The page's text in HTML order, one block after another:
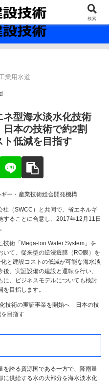
情報インフラ。
業用水道
型海水淡水化技術
本の技術で約2割
ト低減を目指す
ー・産業技術総合開発機構
社（SWCC）と共同で、省エネルギ
することに合意し、2017年12月11日
技術「Mega-ton Water System」を
て、従来型の逆浸透膜（RO膜）を
と建設コストの低減が可能な海水淡
、実証設備の建設と運転を行い、
に、ビジネスモデルについても検討
目指します。
を誇る資源国である一方で、降雨量
に供給する水の大部分を海水淡水化
検索